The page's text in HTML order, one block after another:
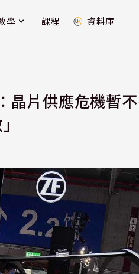
學 課程 資料庫
晶片供應危機暫